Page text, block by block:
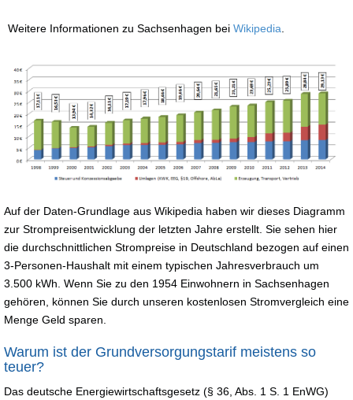
Weitere Informationen zu Sachsenhagen bei Wikipedia
Auf der Daten-Grundlage aus Wikipedia haben wir dieses Diagramm
zur Strompreisentwicklung der letzten Jahre erstellt. Sie sehen hier
die durchschnittlichen Strompreise in Deutschland bezogen auf einen
3-Personen-Haushalt mit einem typischen Jahresverbrauch um
3.500 kWh. Wenn Sie zu den 1954 Einwohnern in Sachsenhagen
gehören, können Sie durch unseren kostenlosen Stromvergleich eine
Menge Geld sparen.
Warum ist der Grundversorgungstarif meistens so
teuer?
Das deutsche Energiewirtschaftsgesetz (§ 36, Abs. 1 S. 1 EnWG)